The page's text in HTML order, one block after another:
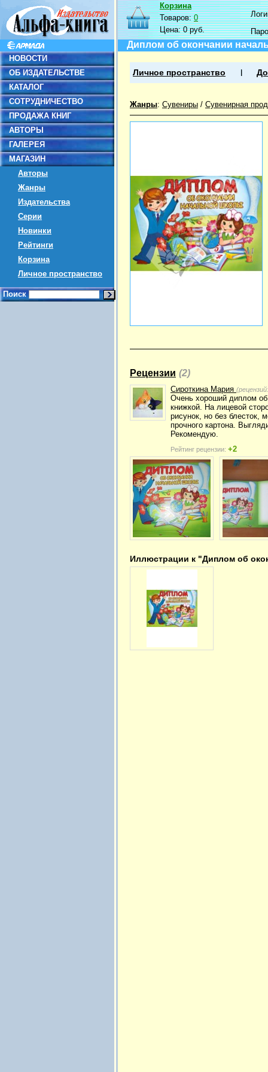
НОВОСТИ
ОБ ИЗДАТЕЛЬСТВЕ
КАТАЛОГ
СОТРУДНИЧЕСТВО
ПРОДАЖА КНИГ
АВТОРЫ
ГАЛЕРЕЯ
МАГАЗИН
Авторы
Жанры
Издательства
Серии
Новинки
Рейтинги
Корзина
Личное пространство
Поиск
Корзина
Товаров:0
Цена:0 руб.
Диплом об окончании
Личное пространство
Жанры: Сувениры / Сувенирная
Рецензии (2)
Сироткина Мария
Очень хороший диплом
книжкой. На лицевой
рисунок, но без блесток,
прочного картона.
Рекомендую.
Рейтинг рецензии: +2
Иллюстрации к "Диплом об